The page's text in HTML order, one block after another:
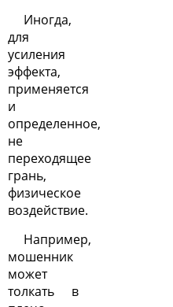
Иногда,
для
усиления
эффекта,
применяется
и
определенное,
не
переходящее
грань,
физическое
воздействие.
Например,
мошенник
может
толкать в